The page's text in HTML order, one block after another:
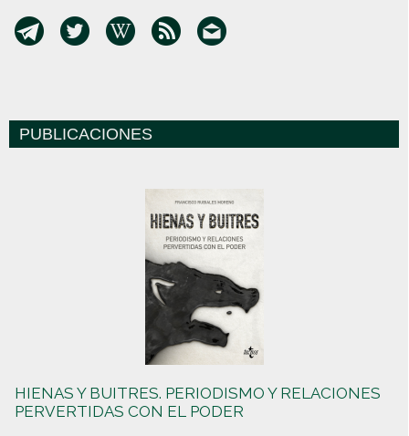
PUBLICACIONES
HIENAS Y BUITRES. PERIODISMO Y RELACIONES
PERVERTIDAS CON EL PODER